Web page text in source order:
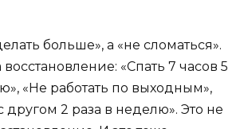
больше», а «не сломаться».
«Спать 7 часов 5
«Не работать по выходным»,
другом 2 раза в неделю». Это не